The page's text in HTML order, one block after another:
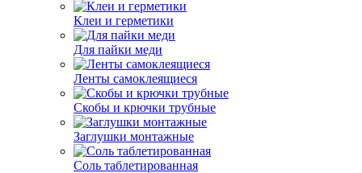
Клеи и герметики
Для пайки меди
Ленты самоклеящиеся
Скобы и крючки трубные
Заглушки монтажные
Соль таблетированная